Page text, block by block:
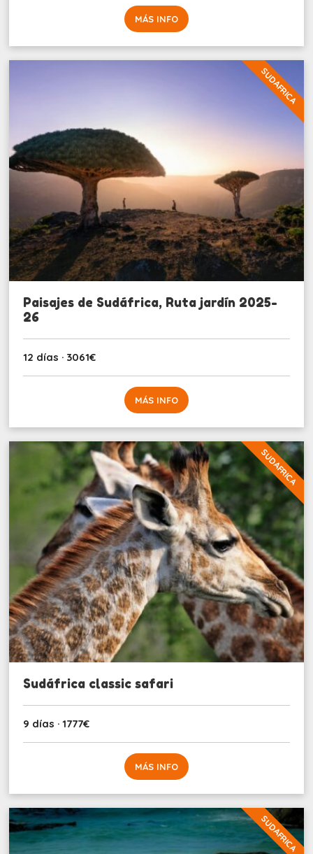
MÁS INFO
SUDAFRICA
Paisajes de Sudáfrica, Ruta jardín 2025-
26
12 días · 3061€
MÁS INFO
SUDAFRICA
Sudáfrica classic safari
9 días · 1777€
MÁS INFO
SUDAFRICA